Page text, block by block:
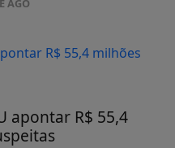
AGO
apontar R$ 55,4